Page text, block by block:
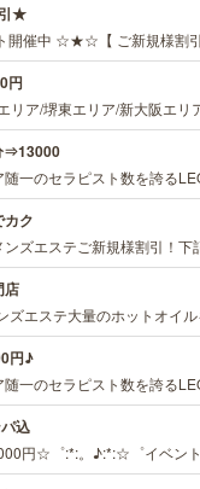
★
円
⇒13000
ク
店
円♪
込